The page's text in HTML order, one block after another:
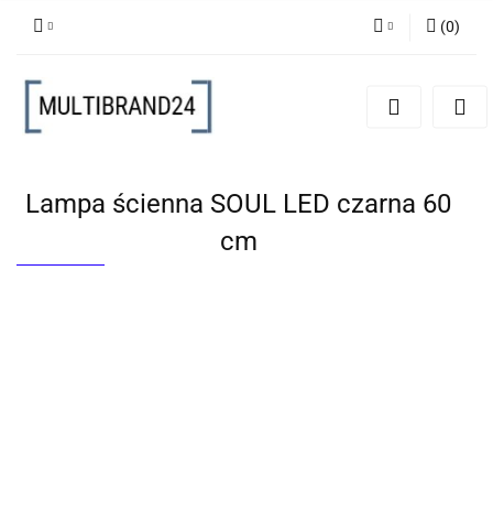
Zarejestruj się
(0)
Lampa ścienna SOUL LED czarna 60
cm